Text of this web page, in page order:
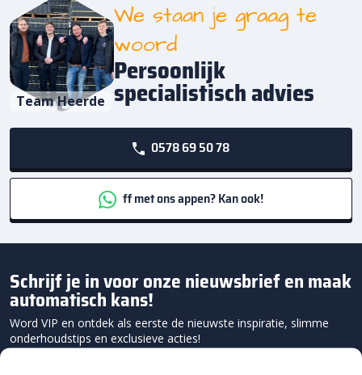
Team Heerde
We staan je graag te
woord
Persoonlijk
specialistisch advies
0578 69 50 78
ff met ons appen? Kan ook!
Schrijf je in voor onze nieuwsbrief en maak
automatisch kans!
Word VIP en ontdek als eerste de nieuwste inspiratie, slimme
onderhoudstips en exclusieve acties!